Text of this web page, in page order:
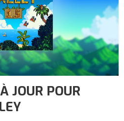
JOUR POUR